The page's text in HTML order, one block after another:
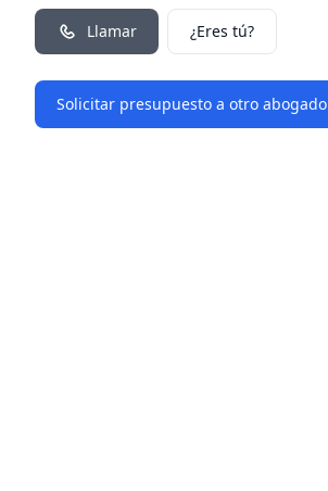
Llamar ¿Eres tú?
Solicitar presupuesto a otro abogado